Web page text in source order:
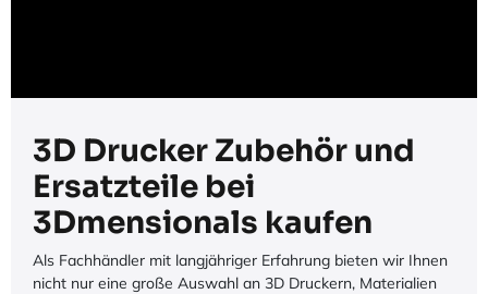
3D Drucker Zubehör und
Ersatzteile bei
3Dmensionals kaufen
Als Fachhändler mit langjähriger Erfahrung bieten wir Ihnen
nicht nur eine große Auswahl an 3D Druckern, Materialien